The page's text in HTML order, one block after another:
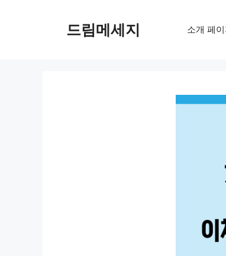
드림메세지 소개 페